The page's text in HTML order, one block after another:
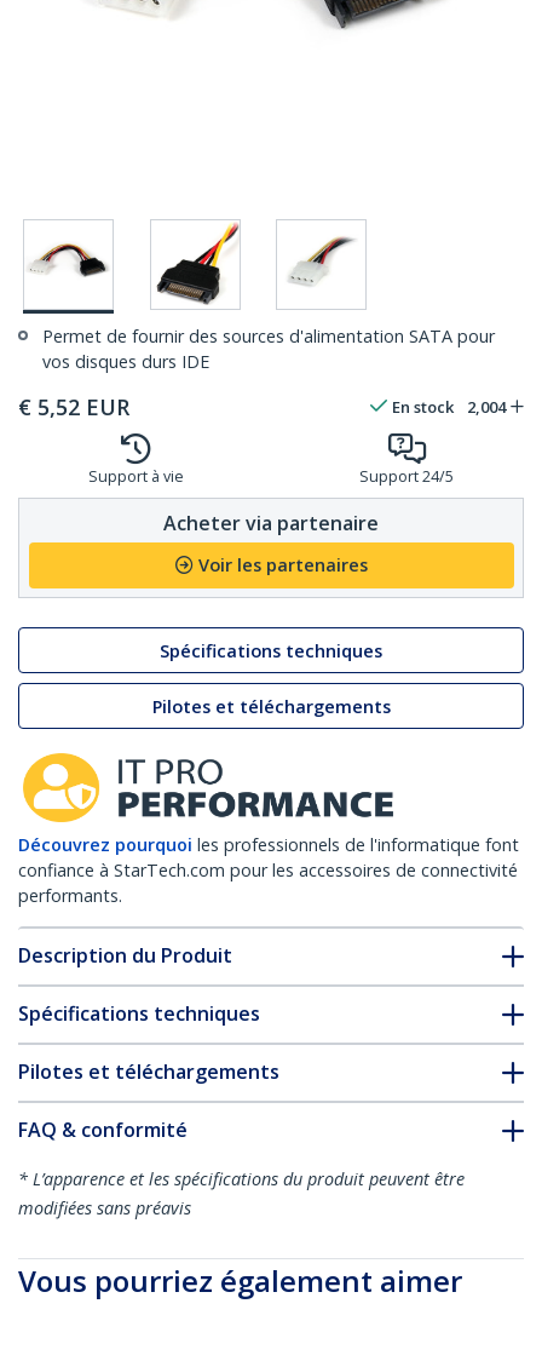
Permet de fournir des sources d'alimentation SATA pour
vos disques durs IDE
€ 5,52 EUR En stock 2,004
Support à vie Support 24/5
Acheter via partenaire
Voir les partenaires
Spécifications techniques
Pilotes et téléchargements
Découvrez pourquoi les professionnels de l'informatique font
confiance à StarTech.com pour les accessoires de connectivité
performants.
Description du Produit
Spécifications techniques
Pilotes et téléchargements
FAQ & conformité
* L’apparence et les spécifications du produit peuvent être
modifiées sans préavis
Vous pourriez également aimer